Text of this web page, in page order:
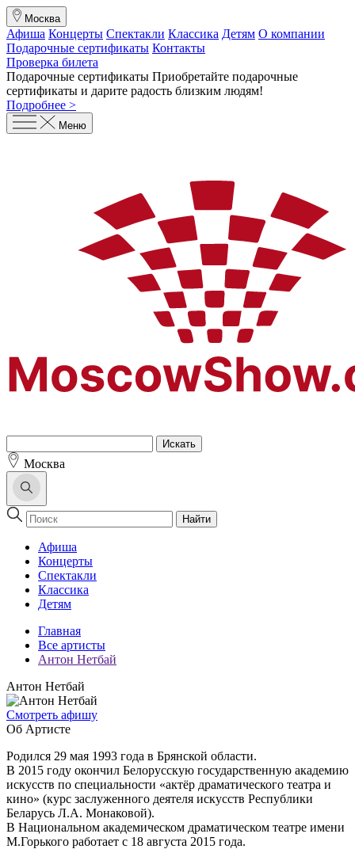
Москва
Афиша Концерты Спектакли Классика Детям О компании
Подарочные сертификаты Контакты
Проверка билета
Подарочные сертификаты Приобретайте подарочные
сертификаты и дарите радость близким людям!
Подробнее >
Меню
Москва
Найти
Афиша
Концерты
Спектакли
Классика
Детям
Главная
Все артисты
Антон Нетбай
Антон Нетбай
Cмотреть афишу
Об Артисте
Родился 29 мая 1993 года в Брянской области.
В 2015 году окончил Белорусскую государственную академию
искусств по специальности «актёр драматического театра и
кино» (курс заслуженного деятеля искусств Республики
Беларусь Л.А. Монаковой).
В Национальном академическом драматическом театре имени
М.Горького работает с 18 августа 2015 года.